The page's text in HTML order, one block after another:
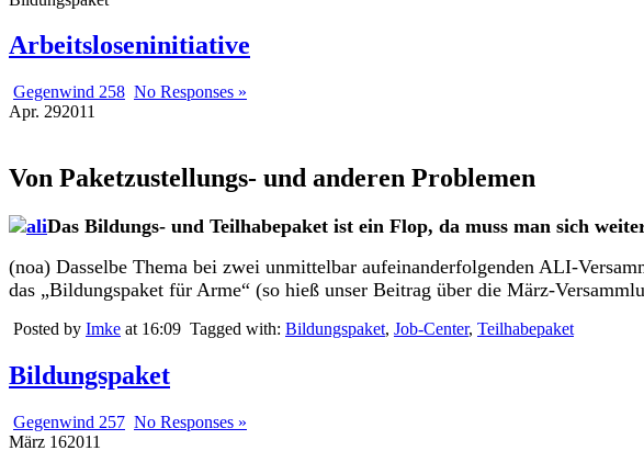
Arbeitsloseninitiative
Gegenwind 258 No Responses »
Apr. 292011
Von Paketzustellungs- und anderen Problemen
Das Bildungs- und Teilhabepaket ist ein Flop, da muss man sich
(noa) Dasselbe Thema bei zwei unmittelbar aufeinanderfolgenden ALI-
das „Bildungspaket für Arme“ (so hieß unser Beitrag über die März-
Posted by Imke at 16:09 Tagged with: Bildungspaket, Job-Center, Teilhabepaket
Bildungspaket
Gegenwind 257 No Responses »
März 162011